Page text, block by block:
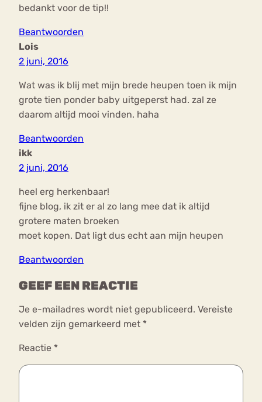
bedankt voor de tip!!
Beantwoorden
Lois
2 juni, 2016
Wat was ik blij met mijn brede heupen toen ik mijn
grote tien ponder baby uitgeperst had. zal ze
daarom altijd mooi vinden. haha
Beantwoorden
ikk
2 juni, 2016
heel erg herkenbaar!
fijne blog, ik zit er al zo lang mee dat ik altijd
grotere maten broeken
moet kopen. Dat ligt dus echt aan mijn heupen
Beantwoorden
GEEF EEN REACTIE
Je e-mailadres wordt niet gepubliceerd. Vereiste
velden zijn gemarkeerd met *
Reactie *